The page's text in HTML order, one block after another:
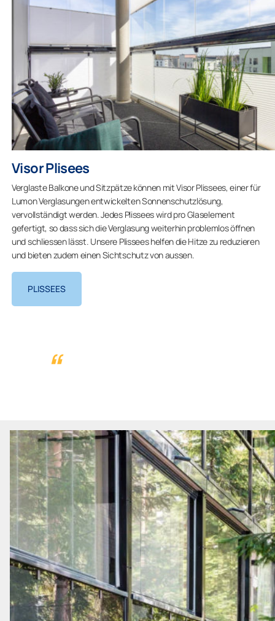
Visor Plisees
Verglaste Balkone und Sitzpätze können mit Visor Plissees, einer für
Lumon Verglasungen entwickelten Sonnenschutzlösung,
vervollständigt werden. Jedes Plissees wird pro Glaselement
gefertigt, so dass sich die Verglasung weiterhin problemlos öffnen
und schliessen lässt. Unsere Plissees helfen die Hitze zu reduzieren
und bieten zudem einen Sichtschutz von aussen.
PLISSEES